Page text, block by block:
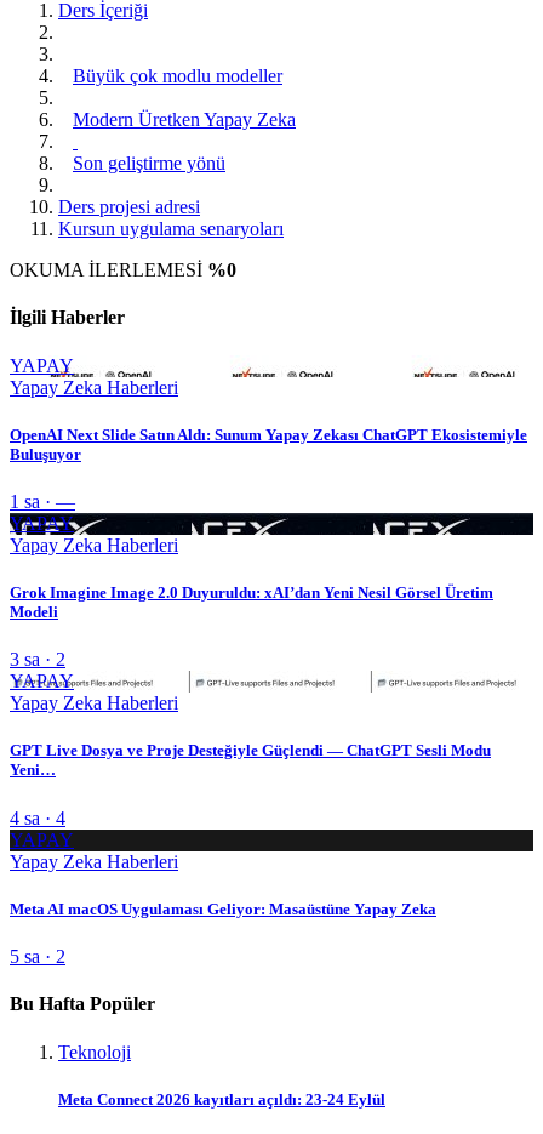
Ders İçeriği
Büyük çok modlu modeller
Modern Üretken Yapay Zeka
Son geliştirme yönü
Ders projesi adresi
Kursun uygulama senaryoları
OKUMA İLERLEMESİ %0
İlgili Haberler
YAPAY
Yapay Zeka Haberleri
OpenAI Next Slide Satın Aldı: Sunum Yapay Zekası ChatGPT Ekosistemiyle
Buluşuyor
1 sa · —
YAPAY
Yapay Zeka Haberleri
Grok Imagine Image 2.0 Duyuruldu: xAI’dan Yeni Nesil Görsel Üretim
Modeli
3 sa · 2
YAPAY
Yapay Zeka Haberleri
GPT Live Dosya ve Proje Desteğiyle Güçlendi — ChatGPT Sesli Modu
Yeni…
4 sa · 4
YAPAY
Yapay Zeka Haberleri
Meta AI macOS Uygulaması Geliyor: Masaüstüne Yapay Zeka
5 sa · 2
Bu Hafta Popüler
Teknoloji
Meta Connect 2026 kayıtları açıldı: 23-24 Eylül